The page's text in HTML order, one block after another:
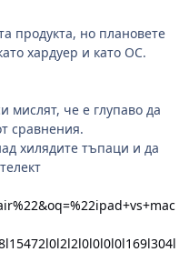
продукта, но плановете
хардуер и като ОС.
мислят, че е глупаво да
сравнения.
хилядите тъпаци и да